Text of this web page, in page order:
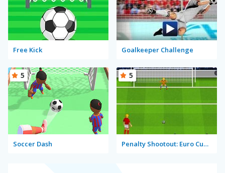
Free Kick Goalkeeper Challenge
Soccer Dash
5
Penalty Shootout: Euro Cup 2016
5